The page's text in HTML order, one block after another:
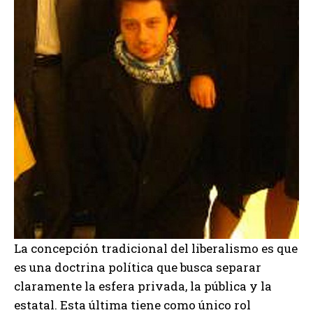
La concepción tradicional del liberalismo es que
es una doctrina política que busca separar
claramente la esfera privada, la pública y la
estatal. Esta última tiene como único rol